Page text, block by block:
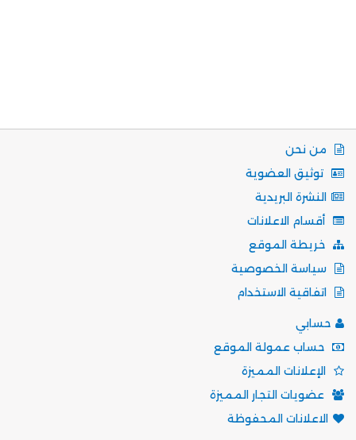
من نحن
توثيق العضوية
النشرة البريدية
أقسام الاعلانات
خريطة الموقع
سياسة الخصوصية
اتفاقية الاستخدام
حسابي
حساب عمولة الموقع
الإعلانات المميزة
عضويات التجار المميزة
الاعلانات المحفوظة